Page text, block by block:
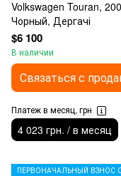
Volkswagen Touran,
Чорный, Дергачі
$6 100
В наличии
Связаться с
Платеж в месяц, грн
4 023 грн. / в месяц
ПЕРВОНАЧАЛЬНЫЙ ВЗНОС